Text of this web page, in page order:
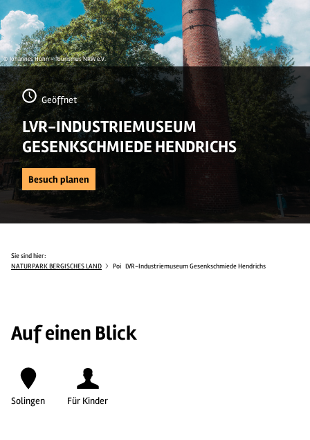
© Johannes Höhn - Tourismus NRW e.V.
Geöffnet
LVR-INDUSTRIEMUSEUM
GESENKSCHMIEDE HENDRICHS
Besuch planen
Sie sind hier:
NATURPARK BERGISCHES LAND
Poi LVR-Industriemuseum Gesenkschmiede Hendrichs
Auf einen Blick
Solingen Für Kinder